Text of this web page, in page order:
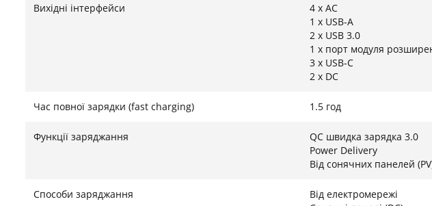
Bimson Power BP2400PPS — це вершина інженерних рішень у сфері
для повного забезпечення електроенергією великих об’єктів та потужних
потужністю 2400 Вт (та вражаючим піковим навантаженням до 4800 Вт), ця
живити енергоємну побутову техніку: від професійних кавомашин та
дозволяє відновити колосальний енергозапас за рекордно короткий час,
Вихідні інтерфейси
4 х AC
1 х USB-A
2 x USB 3.0
1 х порт модуля
3 х USB-C
2 х DC
Час повної зарядки (fast charging) 1.5 год
Функції заряджання
QC швидка зарядка 3.0
Power Delivery
Від сонячних панелей
Способи заряджання
Від електромережі